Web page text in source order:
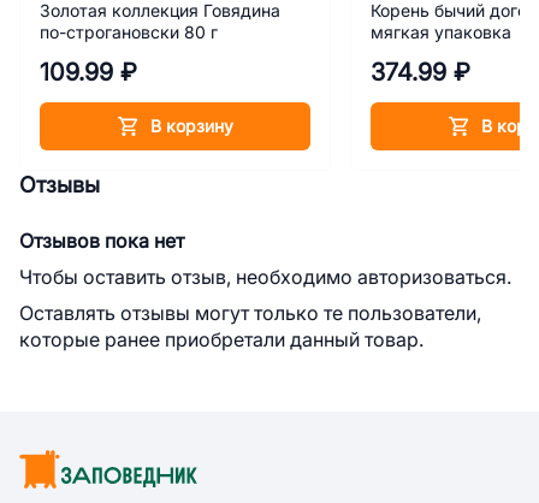
Золотая коллекция Говядина
по-строгановски 80 г
109.99 ₽
В корзину
Корень бычий
мягкая упаковка
374.99 ₽
В
Отзывы
Отзывов пока нет
Чтобы оставить отзыв, необходимо авторизоваться.
Оставлять отзывы могут только те пользователи,
которые ранее приобретали данный товар.